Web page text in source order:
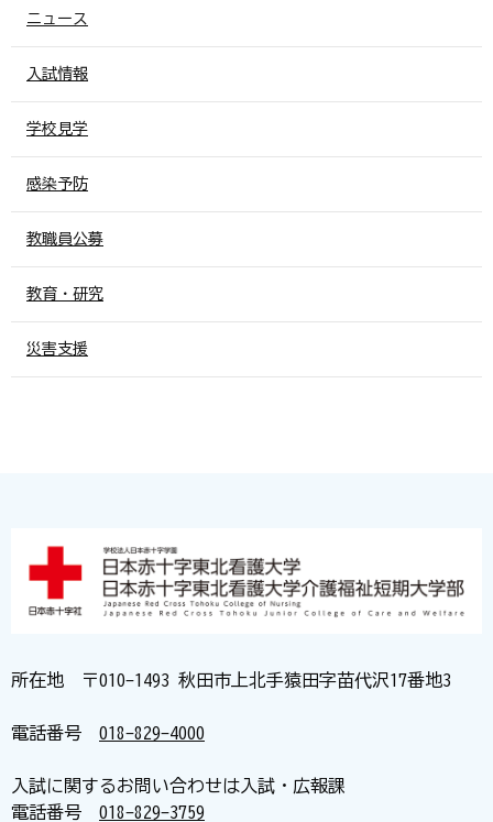
ニュース
入試情報
学校見学
感染予防
教職員公募
教育・研究
災害支援
所在地 〒010-1493 秋田市上北手猿田字苗代沢17番地3
電話番号 018-829-4000
入試に関するお問い合わせは入試・広報課
電話番号 018-829-3759